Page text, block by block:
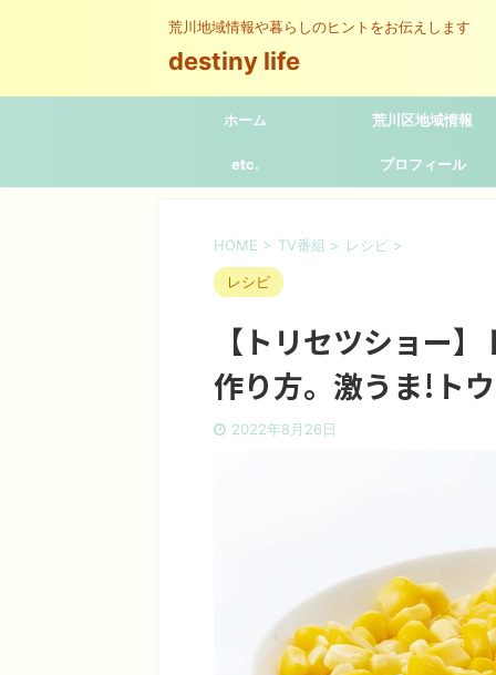
荒川地域情報や暮らしのヒントをお伝えします
destiny life
ホーム 荒川区地域情報
etc. プロフィール
HOME > TV番組 > レシピ >
レシピ
【トリセツショー
作り方。激うま!ト
2022年8月26日